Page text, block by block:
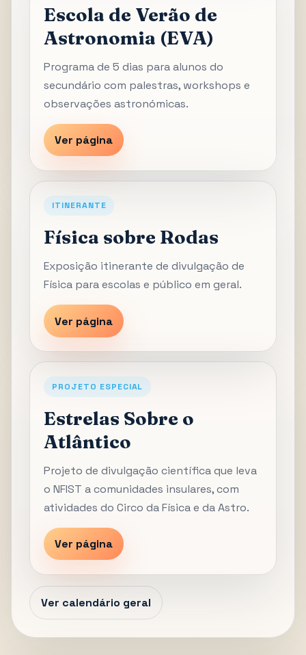
Escola de Verão de
Astronomia (EVA)
Programa de 5 dias para alunos do
secundário com palestras, workshops e
observações astronómicas.
Ver página
ITINERANTE
Física sobre Rodas
Exposição itinerante de divulgação de
Física para escolas e público em geral.
Ver página
PROJETO ESPECIAL
Estrelas Sobre o
Atlântico
Projeto de divulgação científica que leva
o NFIST a comunidades insulares, com
atividades do Circo da Física e da Astro.
Ver página
Ver calendário geral